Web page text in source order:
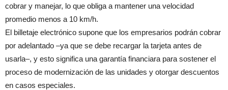
cobrar y manejar, lo que obliga a mantener una velocidad
promedio menos a 10 km/h.
El billetaje electrónico supone que los empresarios podrán cobrar
por adelantado –ya que se debe recargar la tarjeta antes de
usarla–, y esto significa una garantía financiara para sostener el
proceso de modernización de las unidades y otorgar descuentos
en casos especiales.